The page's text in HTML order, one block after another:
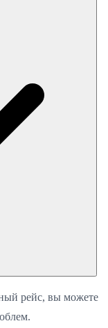
рейс, вы можете